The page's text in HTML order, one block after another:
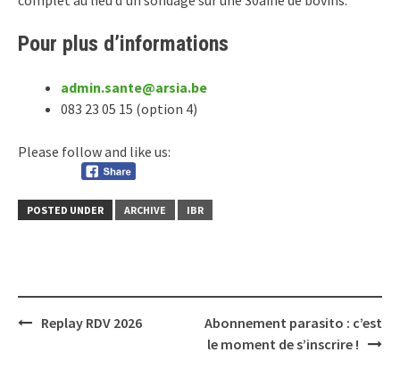
Pour plus d’informations
admin.sante@arsia.be
083 23 05 15 (option 4)
Please follow and like us:
POSTED UNDER ARCHIVE IBR
PostReplay RDV 2026
Abonnement parasito : c’est
le moment de s’inscrire !